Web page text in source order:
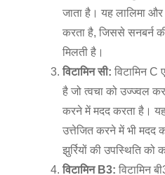
जाता है। यह लालिमा
करता है, जिससे सनबर्न
मिलती है।
विटामिन सी: विटामिन
है जो त्वचा को उज्ज्वल
करने में मदद करता है।
उत्तेजित करने में भी मदद
झुर्रियों की उपस्थिति को
विटामिन B3: विटामिन